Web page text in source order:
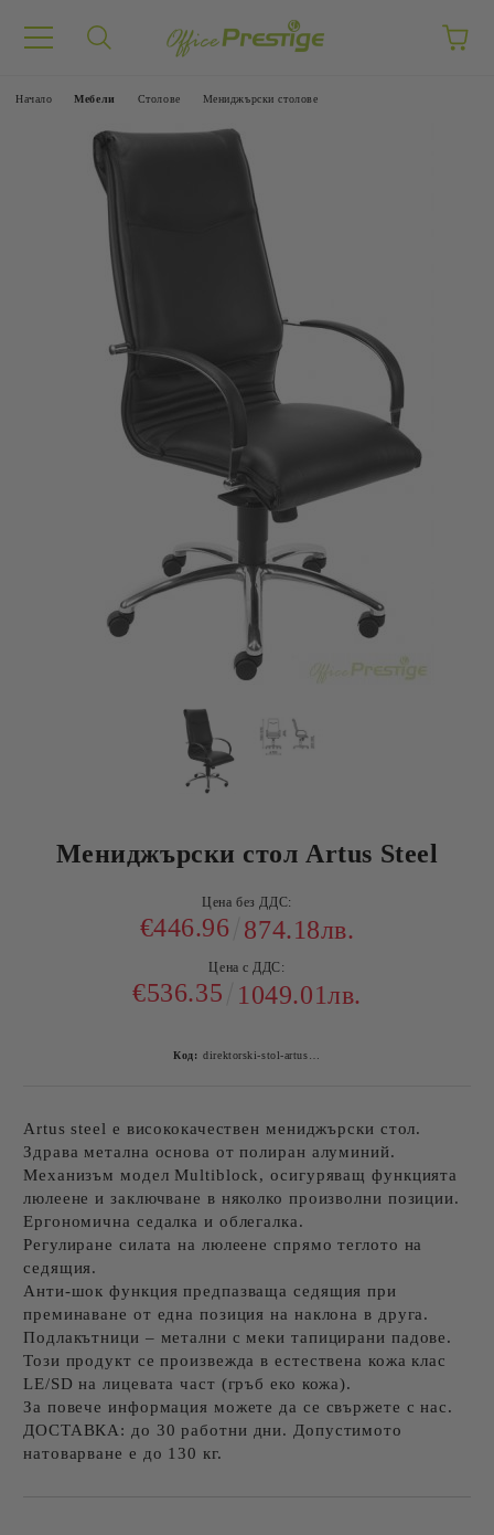
Начало Mебели Столове Мениджърски столове
Мениджърски стол Artus Steel
Цена без ДДС:
€446.96 874.18лв.
Цена с ДДС:
€536.35 1049.01лв.
Код:
Artus steel е висококачествен мениджърски стол.
Здрава метална основа от полиран алуминий.
Механизъм модел Multiblock, осигуряващ функцията
люлеене и заключване в няколко произволни позиции.
Ергономична седалка и облегалка.
Регулиране силата на люлеене спрямо теглото на
седящия.
Анти-шок функция предпазваща седящия при
преминаване от една позиция на наклона в друга.
Подлакътници – метални с меки тапицирани падове.
Този продукт се произвежда в естествена кожа клас
LE/SD на лицевата част (гръб еко кожа).
За повече информация можете да се свържете с нас.
ДОСТАВКА: до 30 работни дни. Допустимото
натоварване е до 130 кг.